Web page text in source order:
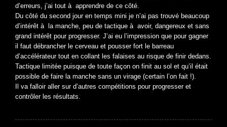
d’erreurs, j’ai tout à apprendre de ce côté.
Du côté du second jour en temps mini je n’ai pas trouvé beaucoup
d’intérêt à la manche, peu de tactique à avoir, dangereux et sans
grand intérêt pour progresser. J’ai eu l’impression que pour gagner
il faut débrancher le cerveau et pousser fort le barreau
d’accélérateur tout en collant les falaises au risque de finir dedans.
Tactique limitée puisque de toute façon on finit au sol et qu’il était
possible de faire la manche sans un virage (certain l’on fait !).
Il va falloir aller sur d’autres compétitions pour progresser et
contrôler les résultats.